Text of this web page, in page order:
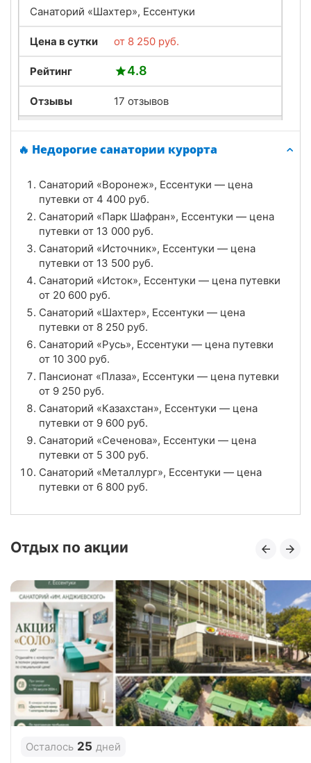
Санаторий «Шахтер», Ессентуки
Цена в сутки от 8 250 руб.
Рейтинг 4.8
Отзывы 17 отзывов
Санаторий «Сеченова», Ессентуки
Рейтинг 4.6
Отзывы 28 отзывов
Санаторий «Источник», Ессентуки
Цена в сутки от13 500руб.
Рейтинг 4.9
Отзывы 16 отзывов
Санаторий «Виктория», Ессентуки
Цена в сутки
Рейтинг 3.8
Отзывы 66 отзывов
Санаторий «Жемчужина Кавказа», Ессентуки
Рейтинг 4.5
Отзывы 18 отзывов
Санаторий «Исток», Ессентуки
Цена в сутки от20 600руб.
Рейтинг 4.8
Отзывы 13 отзывов
Санаторий «Нива», Ессентуки
🔥 Недорогие санатории курорта
Санаторий «Воронеж», Ессентуки — цена
путевки от 4 400 руб.
Санаторий «Парк Шафран», Ессентуки — цена
путевки от 13 000 руб.
Санаторий «Источник», Ессентуки — цена
путевки от 13 500 руб.
Санаторий «Исток», Ессентуки — цена путевки
от 20 600 руб.
Санаторий «Шахтер», Ессентуки — цена
путевки от 8 250 руб.
Санаторий «Русь», Ессентуки — цена путевки
от 10 300 руб.
Пансионат «Плаза», Ессентуки — цена путевки
от 9 250 руб.
Санаторий «Казахстан», Ессентуки — цена
путевки от 9 600 руб.
Санаторий «Сеченова», Ессентуки — цена
путевки от 5 300 руб.
Санаторий «Металлург», Ессентуки — цена
путевки от 6 800 руб.
Отдых по акции
Осталось 25 дней